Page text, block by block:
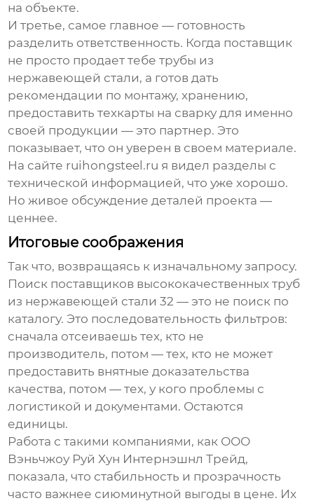
на объекте.
И третье, самое главное — готовность
разделить ответственность. Когда поставщик
не просто продает тебетрубы из
нержавеющей стали, а готов дать
рекомендации по монтажу, хранению,
предоставить техкарты на сварку для именно
своей продукции — это партнер. Это
показывает, что он уверен в своем материале.
На сайте ruihongsteel.ru я видел разделы с
технической информацией, что уже хорошо.
Но живое обсуждение деталей проекта —
ценнее.
Итоговые соображения
Так что, возвращаясь к изначальному запросу.
Поиск поставщиков высококачественных труб
из нержавеющей стали 32 — это не поиск по
каталогу. Это последовательность фильтров:
сначала отсеиваешь тех, кто не
производитель, потом — тех, кто не может
предоставить внятные доказательства
качества, потом — тех, у кого проблемы с
логистикой и документами. Остаются
единицы.
Работа с такими компаниями, как ООО
Вэньчжоу Руй Хун Интернэшнл Трейд,
показала, что стабильность и прозрачность
часто важнее сиюминутной выгоды в цене. Их